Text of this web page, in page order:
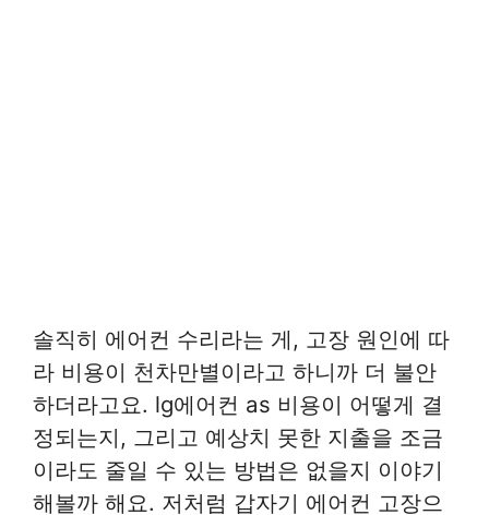
솔직히 에어컨 수리라는 게, 고장 원인에 따
라 비용이 천차만별이라고 하니까 더 불안
하더라고요. lg에어컨 as 비용이 어떻게 결
정되는지, 그리고 예상치 못한 지출을 조금
이라도 줄일 수 있는 방법은 없을지 이야기
해볼까 해요. 저처럼 갑자기 에어컨 고장으